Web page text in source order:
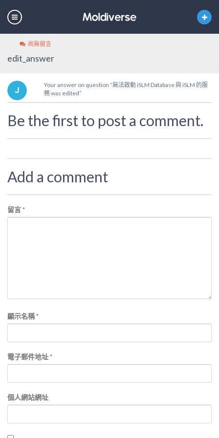
尚無留言
edit_answer
Your answer on question “無法啟動 iSLM Database 與 iSLM 的服
務 was edited”
Be the first to post a comment.
Add a comment
留言*
顯示名稱*
電子郵件地址*
個人網站網址